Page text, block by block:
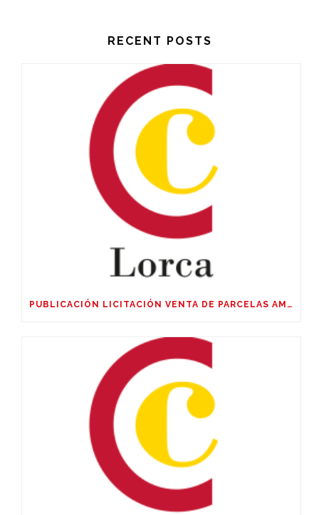
RECENT POSTS
PUBLICACIÓN LICITACIÓN VENTA DE PARCELAS AMPLIACIÓN SUR POLIGÓNO SAPRELORCA